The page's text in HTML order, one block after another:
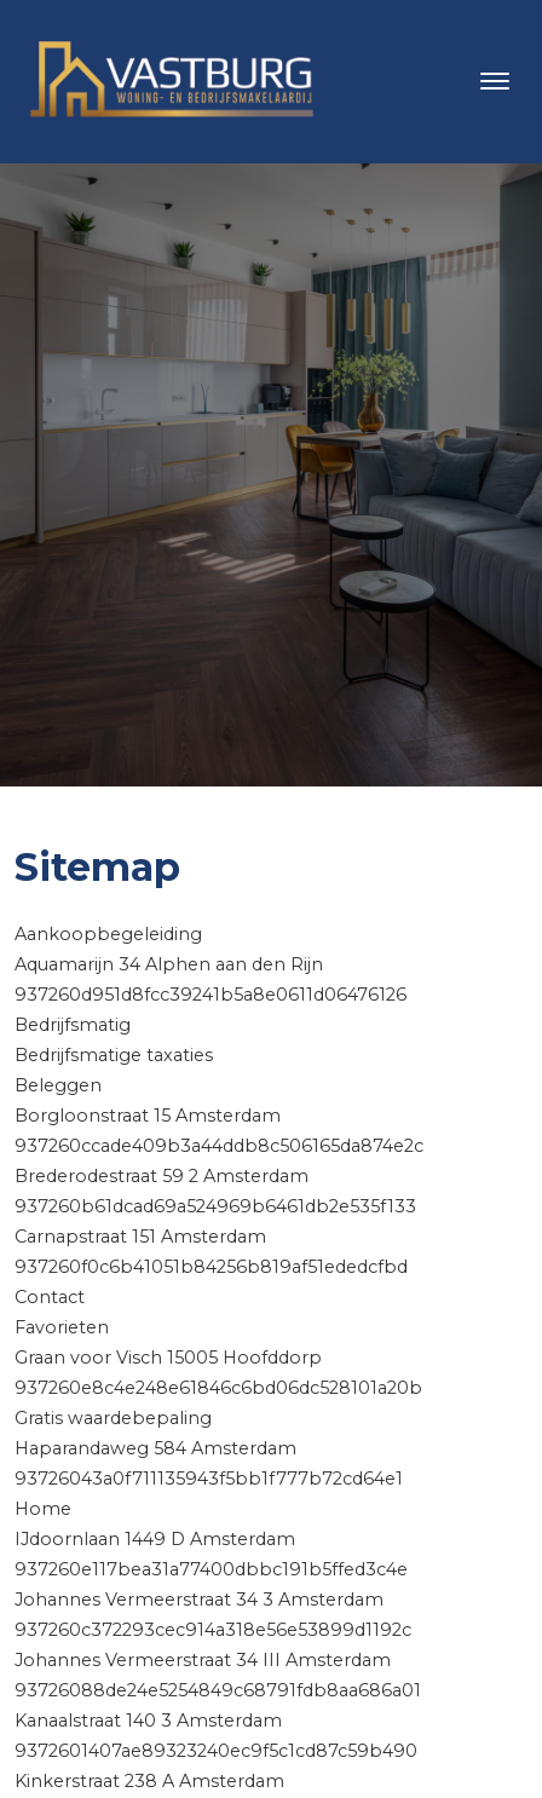
Sitemap
Aankoopbegeleiding
Aquamarijn 34 Alphen aan den Rijn
937260d951d8fcc39241b5a8e0611d06476126
Bedrijfsmatig
Bedrijfsmatige taxaties
Beleggen
Borgloonstraat 15 Amsterdam
937260ccade409b3a44ddb8c506165da874e2c
Brederodestraat 59 2 Amsterdam
937260b61dcad69a524969b6461db2e535f133
Carnapstraat 151 Amsterdam
937260f0c6b41051b84256b819af51ededcfbd
Contact
Favorieten
Graan voor Visch 15005 Hoofddorp
937260e8c4e248e61846c6bd06dc528101a20b
Gratis waardebepaling
Haparandaweg 584 Amsterdam
93726043a0f711135943f5bb1f777b72cd64e1
Home
IJdoornlaan 1449 D Amsterdam
937260e117bea31a77400dbbc191b5ffed3c4e
Johannes Vermeerstraat 34 3 Amsterdam
937260c372293cec914a318e56e53899d1192c
Johannes Vermeerstraat 34 III Amsterdam
93726088de24e5254849c68791fdb8aa686a01
Kanaalstraat 140 3 Amsterdam
9372601407ae89323240ec9f5c1cd87c59b490
Kinkerstraat 238 A Amsterdam